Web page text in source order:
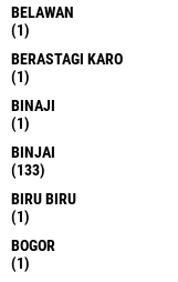
BELAWAN
(1)
BERASTAGI KARO
(1)
BINAJI
(1)
BINJAI
(133)
BIRU BIRU
(1)
BOGOR
(1)